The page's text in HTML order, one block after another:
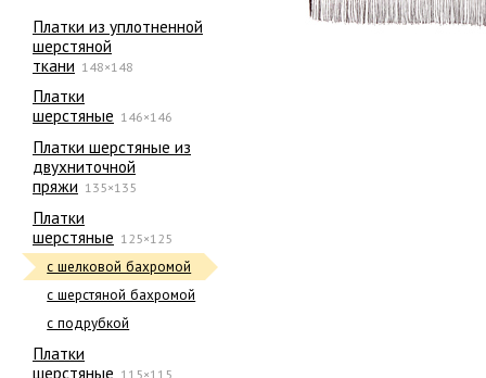
Платки из уплотненной
шерстяной
ткани 148×148
Платки
шерстяные 146×146
Платки шерстяные из
двухниточной
пряжи 135×135
Платки
шерстяные 125×125
с шелковой бахромой
с шерстяной бахромой
с подрубкой
Платки
шерстяные 115×115